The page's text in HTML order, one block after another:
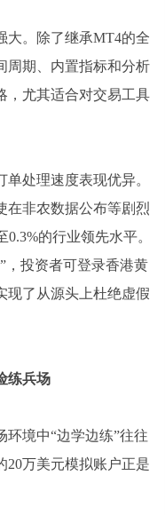
大。除了继承MT4的全
周期、内置指标和分析
，尤其适合对交易工具
处理速度表现优异。
在非农数据公布等剧烈
的行业领先水平。
，投资者可登录香港黄
现了从源头上杜绝虚假
练兵场
环境中“边学边练”往往
20万美元模拟账户正是